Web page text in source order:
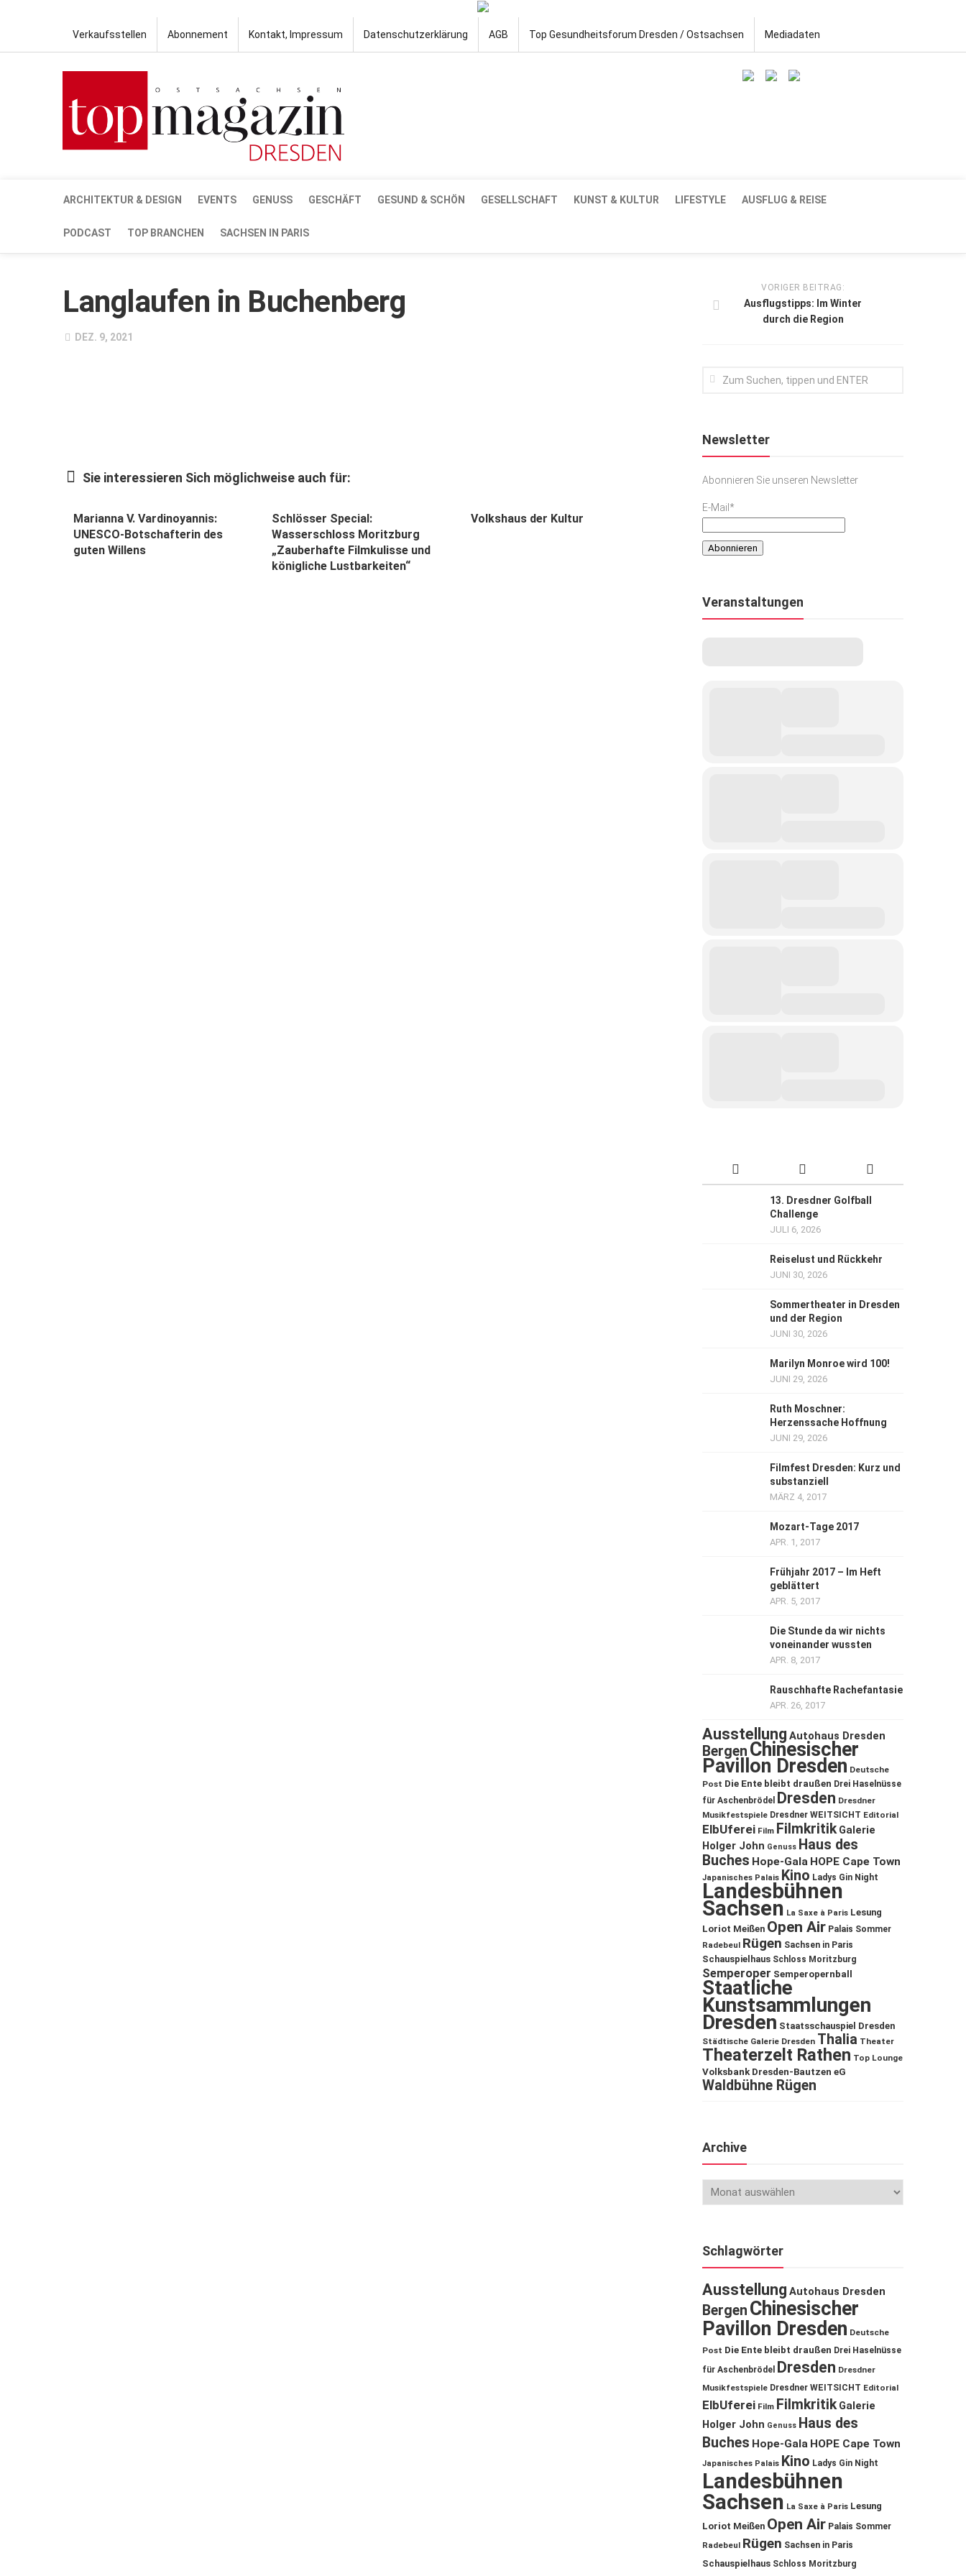
Verkaufsstellen Abonnement Kontakt, Impressum Datenschutzerklärung AGB Top Gesundheitsforum Dresden / Ostsachsen Mediadaten
ARCHITEKTUR & DESIGN EVENTS GENUSS GESCHÄFT GESUND & SCHÖN GESELLSCHAFT KUNST & KULTUR LIFESTYLE AUSFLUG & REISE
PODCAST TOP BRANCHEN SACHSEN IN PARIS
Langlaufen in Buchenberg
DEZ. 9, 2021
Sie interessieren Sich möglichweise auch für:
Marianna V. Vardinoyannis:
UNESCO-Botschafterin des
guten Willens
Schlösser Special:
Wasserschloss Moritzburg
„Zauberhafte Filmkulisse und
königliche Lustbarkeiten“
Volkshaus der Kultur
VORIGER BEITRAG:
Ausflugstipps: Im Winter
durch die Region
Newsletter
Abonnieren Sie unseren Newsletter
E-Mail*
Veranstaltungen
13. Dresdner Golfball
Challenge
JULI 6, 2026
Reiselust und Rückkehr
JUNI 30, 2026
Sommertheater in Dresden
und der Region
JUNI 30, 2026
Marilyn Monroe wird 100!
JUNI 29, 2026
Ruth Moschner:
Herzenssache Hoffnung
JUNI 29, 2026
Filmfest Dresden: Kurz und
substanziell
MÄRZ 4, 2017
Mozart-Tage 2017
APR. 1, 2017
Frühjahr 2017 – Im Heft
geblättert
APR. 5, 2017
Die Stunde da wir nichts
voneinander wussten
APR. 8, 2017
Rauschhafte Rachefantasie
APR. 26, 2017
Ausstellung Autohaus Dresden
Bergen Chinesischer
Pavillon Dresden Deutsche
Post Die Ente bleibt draußen Drei Haselnüsse
für Aschenbrödel
Dresden Dresdner
Musikfestspiele Dresdner WEITSICHT Editorial
ElbUferei Film Filmkritik Galerie
Holger John Genuss Haus des
Buches Hope-Gala HOPE Cape Town
Japanisches Palais Kino Ladys Gin Night
Landesbühnen
Sachsen La Saxe à Paris Lesung
Loriot Meißen Open Air Palais Sommer
Radebeul Rügen Sachsen in Paris
Schauspielhaus Schloss Moritzburg
Semperoper Semperopernball
Staatliche
Kunstsammlungen
Dresden Staatsschauspiel Dresden
Städtische Galerie Dresden Thalia Theater
Theaterzelt Rathen Top Lounge
Volksbank Dresden-Bautzen eG
Waldbühne Rügen
Archive
Schlagwörter
Ausstellung Autohaus Dresden
Bergen Chinesischer
Pavillon Dresden Deutsche
Post Die Ente bleibt draußen Drei Haselnüsse
für Aschenbrödel
Dresden Dresdner
Musikfestspiele Dresdner WEITSICHT Editorial
ElbUferei Film Filmkritik Galerie
Holger John Genuss Haus des
Buches Hope-Gala HOPE Cape Town
Japanisches Palais Kino Ladys Gin Night
Landesbühnen
Sachsen La Saxe à Paris Lesung
Loriot Meißen Open Air Palais Sommer
Radebeul Rügen Sachsen in Paris
Schauspielhaus Schloss Moritzburg